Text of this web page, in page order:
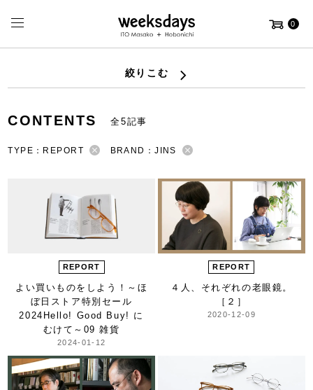
0
絞りこむ
CONTENTS 全5記事
TYPE：REPORT BRAND：JINS
REPORT
よい買いものをしよう！ ～ほ
ぼ日ストア特別セール
2024 Hello! Good Buy! に
むけて～ 09 雑貨
2024-01-12
REPORT
４人、それぞれの老眼鏡。
［２］
2020-12-09